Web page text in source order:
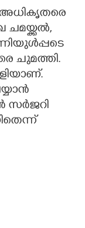
ചമയ്ക്കൽ,
ചുമത്തി.
സർജറി